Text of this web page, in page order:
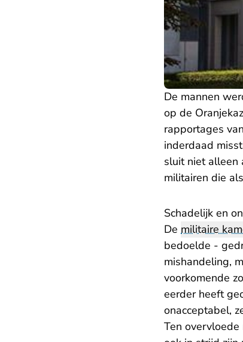
De mannen
op de
rapportages
inderdaad
sluit niet alleen
militairen die als
Schadelijk en
De militaire
bedoelde -
mishandeling,
voorkomende
eerder heeft
onacceptabel,
Ten